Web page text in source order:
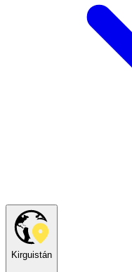
Kirguistán